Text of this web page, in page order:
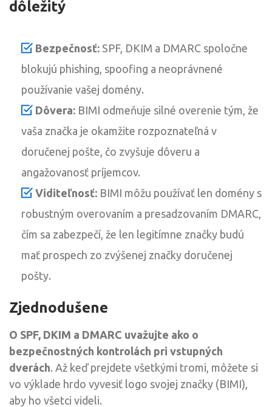
dôležitý
Bezpečnosť: SPF, DKIM a DMARC spoločne
blokujú phishing, spoofing a neoprávnené
používanie vašej domény.
Dôvera: BIMI odmeňuje silné overenie tým, že
vaša značka je okamžite rozpoznateľná v
doručenej pošte, čo zvyšuje dôveru a
angažovanosť príjemcov.
Viditeľnosť: BIMI môžu používať len domény s
robustným overovaním a presadzovaním DMARC,
čím sa zabezpečí, že len legitímne značky budú
mať prospech zo zvýšenej značky doručenej
pošty.
Zjednodušene
O SPF, DKIM a DMARC uvažujte ako o
bezpečnostných kontrolách pri vstupných
dverách. Až keď prejdete všetkými tromi, môžete si
vo výklade hrdo vyvesiť logo svojej značky (BIMI),
aby ho všetci videli.